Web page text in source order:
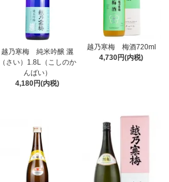
越乃寒梅 純米吟醸 灑
（さい）1.8L（こしのか
んばい）
4,180円(内税)
越乃寒梅 梅酒720ml
4,730円(内税)